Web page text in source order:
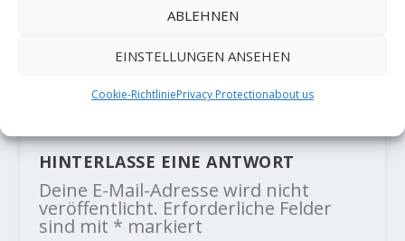
ABLEHNEN
EINSTELLUNGEN ANSEHEN
Cookie-RichtliniePrivacy Protectionabout us
"DNA" 9b+ oder gar mehr?
HINTERLASSE EINE ANTWORT
Deine E-Mail-Adresse wird nicht
veröffentlicht. Erforderliche Felder
sind mit * markiert